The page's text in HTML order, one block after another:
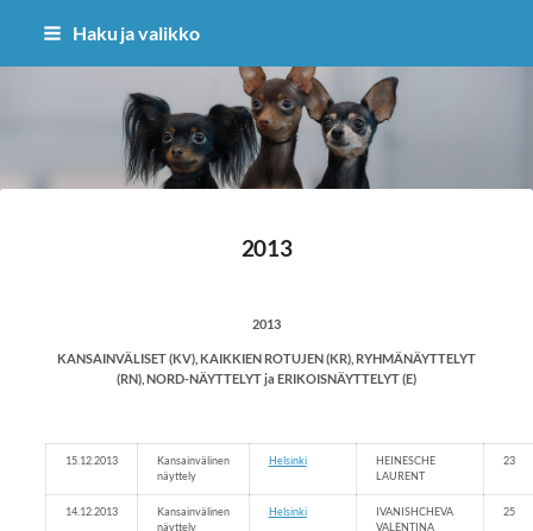
Haku ja valikko
Sivuston etusivulle
2013
2013
KANSAINVÄLISET (KV), KAIKKIEN ROTUJEN (KR), RYHMÄNÄYTTELYT
(RN), NORD-NÄYTTELYT ja ERIKOISNÄYTTELYT (E)
15.12.2013
Kansainvälinen
näyttely
Helsinki
HEINESCHE
LAURENT
23
14.12.2013
Kansainvälinen
näyttely
Helsinki
IVANISHCHEVA
VALENTINA
25